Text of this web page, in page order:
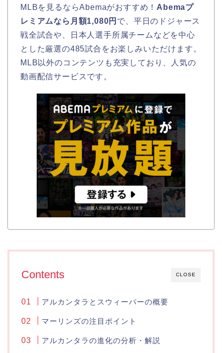
MLBを見るならAbemaがおすすめ！ Abemaプ
レミアムなら月額1,080円 で、平日のドジャース
戦全試合や、日本人選手所属チームなどを中心
とした厳選の485試合をお楽しみいただけます。
MLB以外のコンテンツも充実しており、人気の
動画配信サービスです。
CLOSE
Contents
アルカンタラとスウィーパーの概要
マーリンズの注目ポイント
アルカンタラの進化の分析・解説